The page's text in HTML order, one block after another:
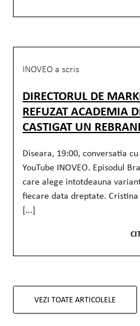
INOVEO a scris
DIRECTORUL DE
REFUZAT ACADEMIA
CASTIGAT UN
Diseara, 19:00, conversatia
YouTube INOVEO. Episodul
care alege intotdeauna
fiecare data dreptate. Cristina
[...]
VEZI TOATE ARTICOLELE